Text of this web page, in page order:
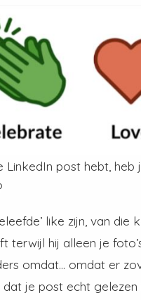
post hebt, heb
like zijn, van die
terwijl hij alleen je
omdat… omdat er
je post echt gelezen